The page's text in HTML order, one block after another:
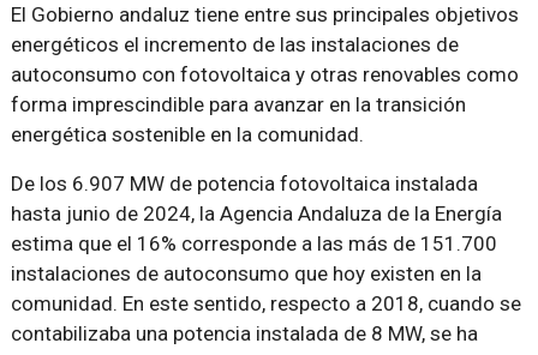
El Gobierno andaluz tiene entre sus principales objetivos
energéticos el incremento de las instalaciones de
autoconsumo con fotovoltaica y otras renovables como
forma imprescindible para avanzar en la transición
energética sostenible en la comunidad.
De los 6.907 MW de potencia fotovoltaica instalada
hasta junio de 2024, la Agencia Andaluza de la Energía
estima que el 16% corresponde a las más de 151.700
instalaciones de autoconsumo que hoy existen en la
comunidad. En este sentido, respecto a 2018, cuando se
contabilizaba una potencia instalada de 8 MW, se ha